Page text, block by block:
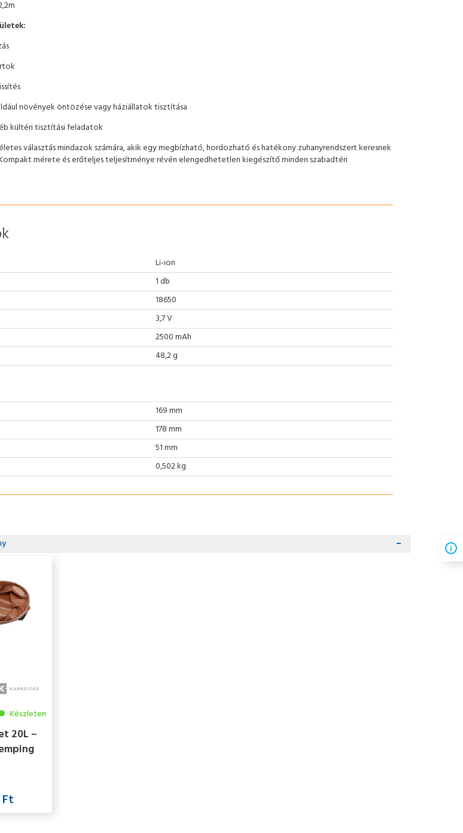
növények öntözése vagy háziállatok tisztítása
kültéri tisztítási feladatok
választás mindazok számára, akik egy megbízható, hordozható és hatékony zuhanyrendszert keresnek
mérete és erőteljes teljesítménye révén elengedhetetlen kiegészítő minden szabadtéri
Li-ion
1 db
18650
3,7 V
2500 mAh
48,2 g
169 mm
178 mm
51 mm
0,502 kg
Készleten
20L –